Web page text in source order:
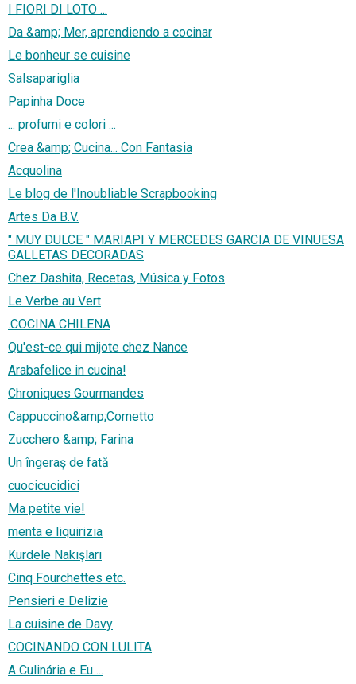
I FIORI DI LOTO ...
Da &amp; Mer, aprendiendo a cocinar
Le bonheur se cuisine
Salsapariglia
Papinha Doce
... profumi e colori ...
Crea &amp; Cucina... Con Fantasia
Acquolina
Le blog de l'Inoubliable Scrapbooking
Artes Da B.V.
" MUY DULCE " MARIAPI Y MERCEDES GARCIA DE VINUESA
GALLETAS DECORADAS
Chez Dashita, Recetas, Música y Fotos
Le Verbe au Vert
.COCINA CHILENA
Qu'est-ce qui mijote chez Nance
Arabafelice in cucina!
Chroniques Gourmandes
Cappuccino&amp;Cornetto
Zucchero &amp; Farina
Un îngeraş de fată
cuocicucidici
Ma petite vie!
menta e liquirizia
Kurdele Nakışları
Cinq Fourchettes etc.
Pensieri e Delizie
La cuisine de Davy
COCINANDO CON LULITA
A Culinária e Eu ...